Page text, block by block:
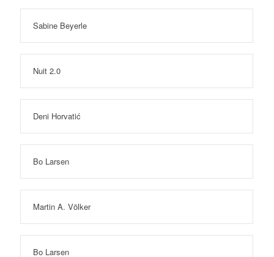
Sabine Beyerle
Nuit 2.0
Deni Horvatić
Bo Larsen
Martin A. Völker
Bo Larsen